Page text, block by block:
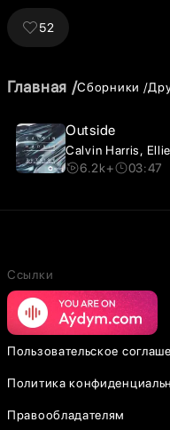
52
Главная Сборники
Outside
Calvin Harris
6.2k+
03:47
Ссылки
Пользовательское
Политика
Правообладателям